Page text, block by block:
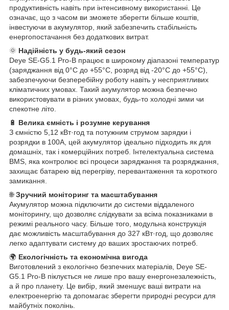
продуктивність навіть при інтенсивному використанні. Це
означає, що з часом ви зможете зберегти більше коштів,
інвестуючи в акумулятор, який забезпечить стабільність
енергопостачання без додаткових витрат.
🌞 Надійність у будь-який сезон
Deye SE-G5.1 Pro-B працює в широкому діапазоні температур
(заряджання від 0°C до +55°C, розряд від -20°C до +55°C),
забезпечуючи безперебійну роботу навіть у несприятливих
кліматичних умовах. Такий акумулятор можна безпечно
використовувати в різних умовах, будь-то холодні зими чи
спекотне літо.
🔋 Велика ємність і розумне керування
З ємністю 5,12 кВт·год та потужним струмом зарядки і
розрядки в 100А, цей акумулятор ідеально підходить як для
домашніх, так і комерційних потреб. Інтелектуальна система
BMS, яка контролює всі процеси заряджання та розряджання,
захищає батарею від перегріву, перевантаження та короткого
замикання.
🌐Зручний моніторинг та масштабування
Акумулятор можна підключити до системи віддаленого
моніторингу, що дозволяє слідкувати за всіма показниками в
режимі реального часу. Більше того, модульна конструкція
дає можливість масштабування до 327 кВт·год, що дозволяє
легко адаптувати систему до ваших зростаючих потреб.
🌍 Екологічність та економічна вигода
Виготовлений з екологічно безпечних матеріалів, Deye SE-
G5.1 Pro-B піклується не лише про вашу енергонезалежність,
а й про планету. Це вибір, який зменшує ваші витрати на
електроенергію та допомагає зберегти природні ресурси для
майбутніх поколінь.